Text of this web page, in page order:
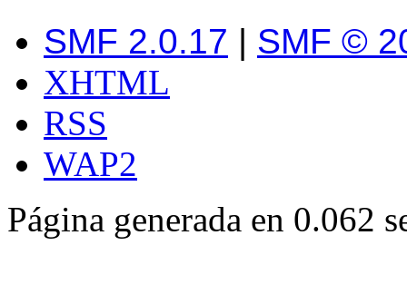
SMF 2.0.17 | SMF ©
XHTML
RSS
WAP2
Página generada en 0.062